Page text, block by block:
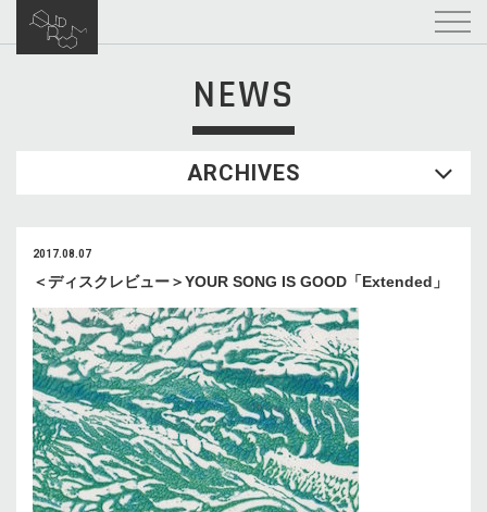
NEWS
ARCHIVES
2017.08.07
＜ディスクレビュー＞YOUR SONG IS GOOD「Extended」